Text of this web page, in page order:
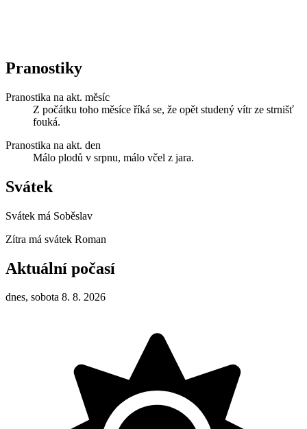
Pranostiky
Pranostika na akt. měsíc
Z počátku toho měsíce říká se, že opět studený vítr ze strnišť
fouká.
Pranostika na akt. den
Málo plodů v srpnu, málo včel z jara.
Svátek
Svátek má Soběslav
Zítra má svátek Roman
Aktuální počasí
dnes, sobota 8. 8. 2026